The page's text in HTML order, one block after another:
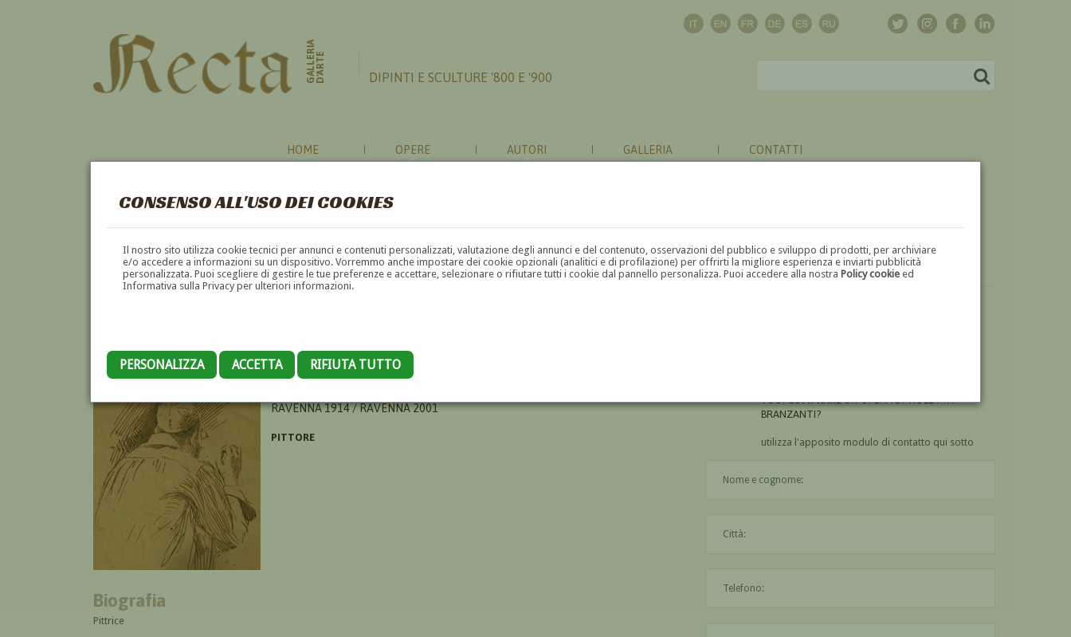
CONSENSO ALL'USO DEI COOKIES
Il nostro sito utilizza cookie tecnici per annunci e contenuti personalizzati, valutazione degli annunci e del contenuto, osservazioni del pubblico e sviluppo di prodotti, per archiviare
e/o accedere a informazioni su un dispositivo. Vorremmo anche impostare dei cookie opzionali (analitici e di profilazione) per offrirti la migliore esperienza e inviarti pubblicità
personalizzata. Puoi scegliere di gestire le tue preferenze e accettare, selezionare o rifiutare tutti i cookie dal pannello personalizza. Puoi accedere alla nostraPolicy cookie ed
Informativa sulla Privacy per ulteriori informazioni.
PERSONALIZZA ACCETTA RIFIUTA TUTTO
GALLERIAD'ARTE DIPINTI E SCULTURE '800 E '900
HOME OPERE AUTORI GALLERIA CONTATTI
VIOLETTA BRANZANTI
RAVENNA 1914 / RAVENNA 2001
PITTORE
Biografia
Pittrice
VUOICOMPRAREUN'OPERA DI VIOLETTA
BRANZANTI?
utilizza l'apposito modulo di contatto qui sotto